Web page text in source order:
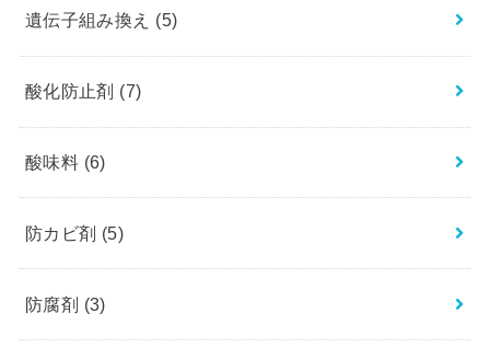
遺伝子組み換え (5)
酸化防止剤 (7)
酸味料 (6)
防カビ剤 (5)
防腐剤 (3)